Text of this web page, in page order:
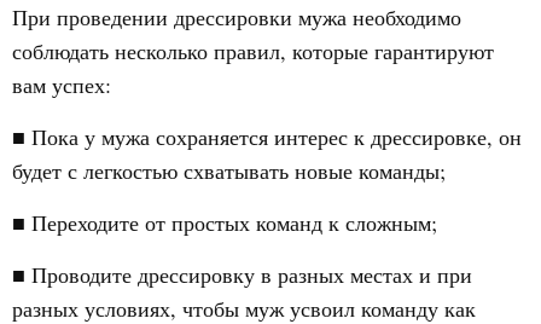
При проведении дрессировки мужа необходимо
соблюдать несколько правил, которые гарантируют
вам успех:
■ Пока у мужа сохраняется интерес к дрессировке, он
будет с легкостью схватывать новые команды;
■ Переходите от простых команд к сложным;
■ Проводите дрессировку в разных местах и при
разных условиях, чтобы муж усвоил команду как